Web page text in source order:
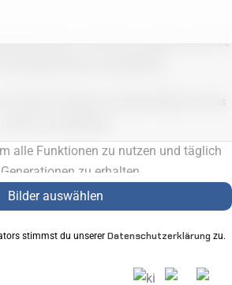
leicht gemacht
einfache Weg, um deine Bilder auf bis
alle Funktionen zu nutzen und täglich
zu erhalten
Bilder auswählen
stimmst du unserer Datenschutzerklärung zu.